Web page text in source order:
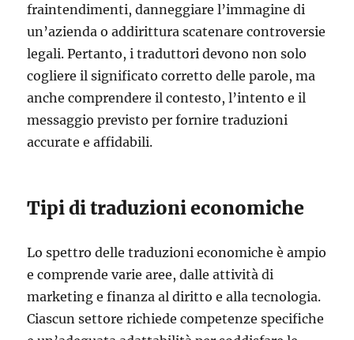
fraintendimenti, danneggiare l’immagine di
un’azienda o addirittura scatenare controversie
legali. Pertanto, i traduttori devono non solo
cogliere il significato corretto delle parole, ma
anche comprendere il contesto, l’intento e il
messaggio previsto per fornire traduzioni
accurate e affidabili.
Tipi di traduzioni economiche
Lo spettro delle traduzioni economiche è ampio
e comprende varie aree, dalle attività di
marketing e finanza al diritto e alla tecnologia.
Ciascun settore richiede competenze specifiche